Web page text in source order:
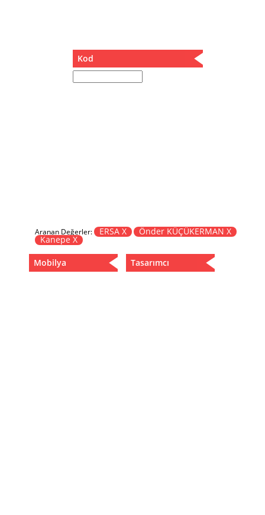
Separatör
Zigon
Kod
Aranan Değerler: ERSA X Önder KÜÇÜKERMAN X
Kanepe X
Mobilya Tasarımcı